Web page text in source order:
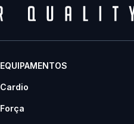
EQUIPAMENTOS
Cardio
Força